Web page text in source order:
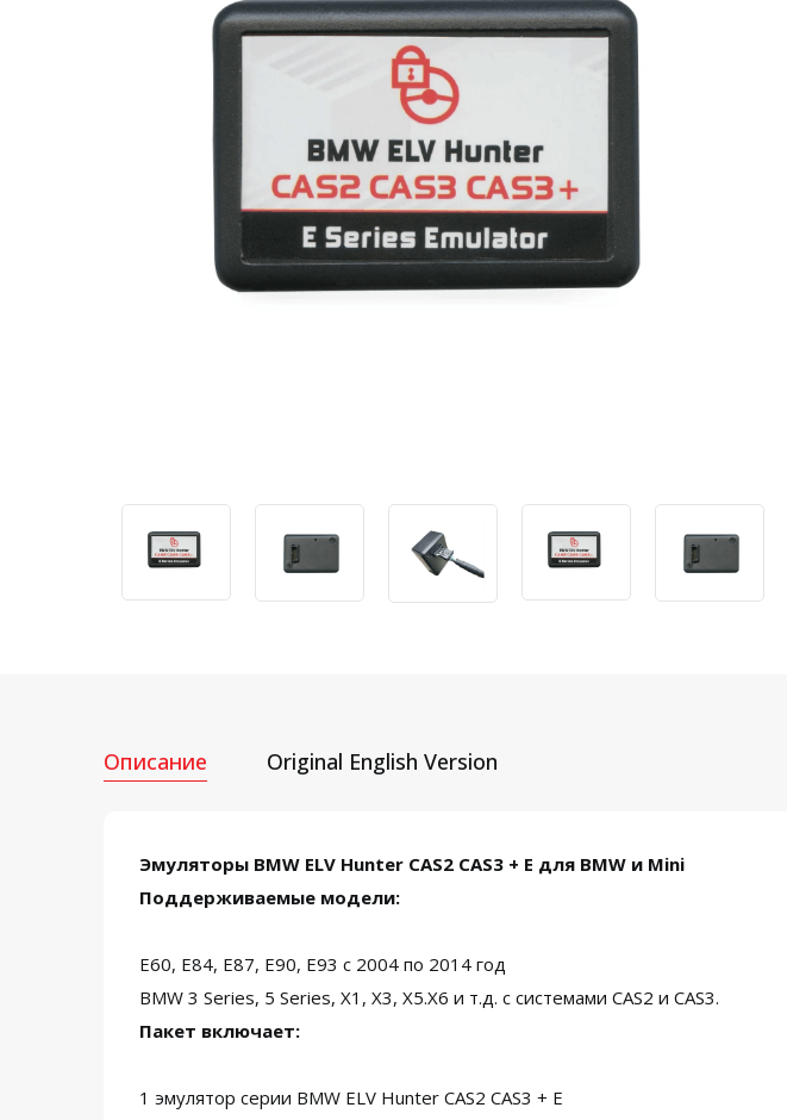
Описание Original English Version
Эмуляторы BMW ELV Hunter CAS2 CAS3 + E для BMW и Mini
Поддерживаемые модели:
E60, E84, E87, E90, E93 с 2004 по 2014 год
BMW 3 Series, 5 Series, X1, X3, X5.X6 и т.д. с системами CAS2 и CAS3.
Пакет включает:
1 эмулятор серии BMW ELV Hunter CAS2 CAS3 + E